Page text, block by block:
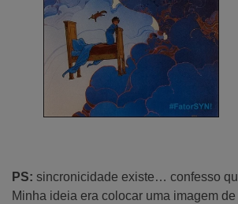
PS: sincronicidade existe… confesso
Minha ideia era colocar uma imagem